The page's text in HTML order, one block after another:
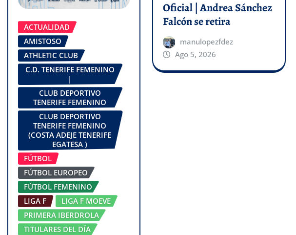
ACTUALIDAD
AMISTOSO
ATHLETIC CLUB
C.D. TENERIFE FEMENINO
|
CLUB DEPORTIVO
TENERIFE FEMENINO
CLUB DEPORTIVO
TENERIFE FEMENINO
(COSTA ADEJE TENERIFE
EGATESA )
FÚTBOL
FÚTBOL EUROPEO
FÚTBOL FEMENINO
LIGA F
LIGA F MOEVE
PRIMERA IBERDROLA
TITULARES DEL DÍA
Oficial | Andrea Sánchez
Falcón se retira
manulopezfdez
Ago 5, 2026